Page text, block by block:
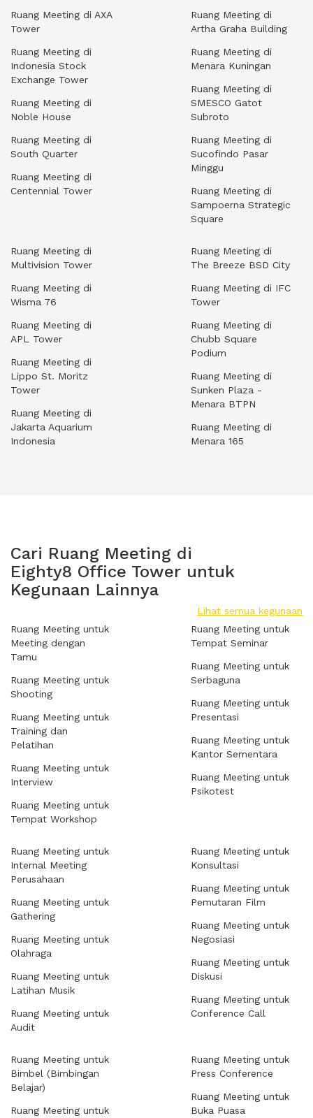
Ruang Meeting di AXA
Tower
Ruang Meeting di
Indonesia Stock
Exchange Tower
Ruang Meeting di
Noble House
Ruang Meeting di
South Quarter
Ruang Meeting di
Centennial Tower
Ruang Meeting di
Artha Graha Building
Ruang Meeting di
Menara Kuningan
Ruang Meeting di
SMESCO Gatot
Subroto
Ruang Meeting di
Sucofindo Pasar
Minggu
Ruang Meeting di
Sampoerna Strategic
Square
Ruang Meeting di
Multivision Tower
Ruang Meeting di
Wisma 76
Ruang Meeting di
APL Tower
Ruang Meeting di
Lippo St. Moritz
Tower
Ruang Meeting di
Jakarta Aquarium
Indonesia
Ruang Meeting di
The Breeze BSD City
Ruang Meeting di IFC
Tower
Ruang Meeting di
Chubb Square
Podium
Ruang Meeting di
Sunken Plaza -
Menara BTPN
Ruang Meeting di
Menara 165
Cari Ruang Meeting di
Eighty8 Office Tower untuk
Kegunaan Lainnya
Lihat semua kegunaan
Ruang Meeting untuk
Meeting dengan
Tamu
Ruang Meeting untuk
Shooting
Ruang Meeting untuk
Training dan
Pelatihan
Ruang Meeting untuk
Interview
Ruang Meeting untuk
Tempat Workshop
Ruang Meeting untuk
Tempat Seminar
Ruang Meeting untuk
Serbaguna
Ruang Meeting untuk
Presentasi
Ruang Meeting untuk
Kantor Sementara
Ruang Meeting untuk
Psikotest
Ruang Meeting untuk
Internal Meeting
Perusahaan
Ruang Meeting untuk
Gathering
Ruang Meeting untuk
Olahraga
Ruang Meeting untuk
Latihan Musik
Ruang Meeting untuk
Audit
Ruang Meeting untuk
Konsultasi
Ruang Meeting untuk
Pemutaran Film
Ruang Meeting untuk
Negosiasi
Ruang Meeting untuk
Diskusi
Ruang Meeting untuk
Conference Call
Ruang Meeting untuk
Bimbel (Bimbingan
Belajar)
Ruang Meeting untuk
Ruang Meeting untuk
Press Conference
Ruang Meeting untuk
Buka Puasa